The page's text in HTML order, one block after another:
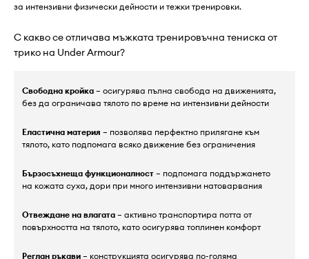
за интензивни физически дейности и тежки тренировки.
С какво се отличава мъжката тренировъчна тениска от
трико на Under Armour?
Свободна кройка – осигурява пълна свобода на движенията,
без да ограничава тялото по време на интензивни дейности
Еластична материя – позволява перфектно прилягане към
тялото, като подпомага всяко движение без ограничения
Бързосъхнеща функционалност – подпомага поддържането
на кожата суха, дори при много интензивни натоварвания
Отвеждане на влагата – активно транспортира потта от
повърхността на тялото, като осигурява топлинен комфорт
Реглан ръкави – конструкцията осигурява по-голяма